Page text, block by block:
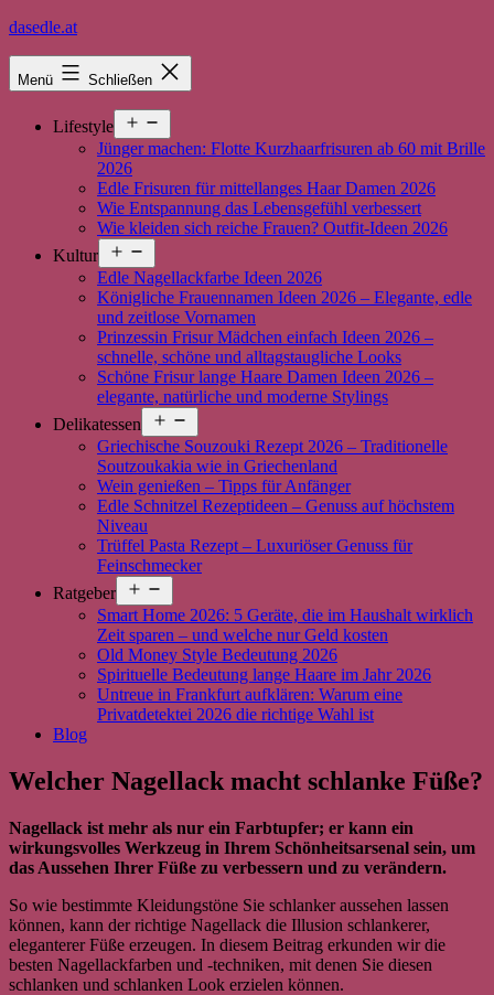
Zum
springen
dasedle.at
Menü Schließen
Lifestyle
öffnen
Jünger machen: Flotte Kurzhaarfrisuren ab 60 mit Brille
2026
Edle Frisuren für mittellanges Haar Damen 2026
Wie Entspannung das Lebensgefühl verbessert
Wie kleiden sich reiche Frauen? Outfit-Ideen 2026
Kultur
öffnen
Edle Nagellackfarbe Ideen 2026
Königliche Frauennamen Ideen 2026 – Elegante, edle
und zeitlose Vornamen
Prinzessin Frisur Mädchen einfach Ideen 2026 –
schnelle, schöne und alltagstaugliche Looks
Schöne Frisur lange Haare Damen Ideen 2026 –
elegante, natürliche und moderne Stylings
Delikatessen
öffnen
Griechische Souzouki Rezept 2026 – Traditionelle
Soutzoukakia wie in Griechenland
Wein genießen – Tipps für Anfänger
Edle Schnitzel Rezeptideen – Genuss auf höchstem
Niveau
Trüffel Pasta Rezept – Luxuriöser Genuss für
Feinschmecker
Ratgeber
öffnen
Smart Home 2026: 5 Geräte, die im Haushalt wirklich
Zeit sparen – und welche nur Geld kosten
Old Money Style Bedeutung 2026
Spirituelle Bedeutung lange Haare im Jahr 2026
Untreue in Frankfurt aufklären: Warum eine
Privatdetektei 2026 die richtige Wahl ist
Blog
Welcher Nagellack macht schlanke Füße?
Nagellack ist mehr als nur ein Farbtupfer; er kann ein
wirkungsvolles Werkzeug in Ihrem Schönheitsarsenal sein, um
das Aussehen Ihrer Füße zu verbessern und zu verändern.
So wie bestimmte Kleidungstöne Sie schlanker aussehen lassen
können, kann der richtige Nagellack die Illusion schlankerer,
eleganterer Füße erzeugen. In diesem Beitrag erkunden wir die
besten Nagellackfarben und -techniken, mit denen Sie diesen
schlanken und schlanken Look erzielen können.